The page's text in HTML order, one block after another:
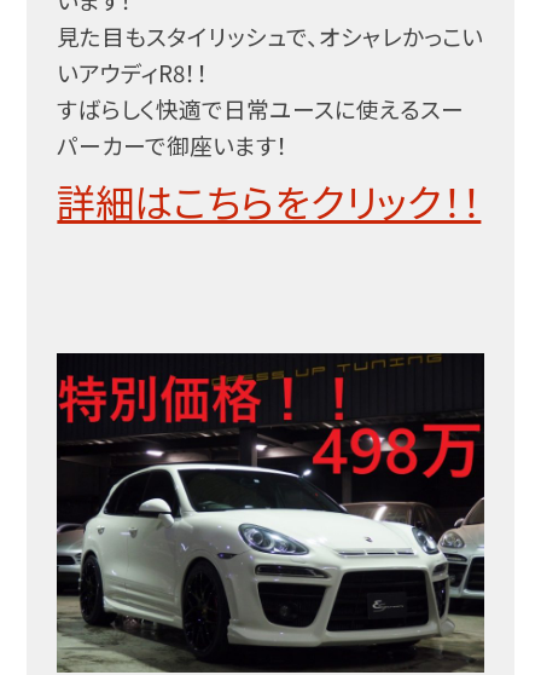
見た目もスタイリッシュで、オシャレかっこい
いアウディR8！！
すばらしく快適で日常ユースに使えるスー
パーカーで御座います！
詳細はこちらをクリック！！